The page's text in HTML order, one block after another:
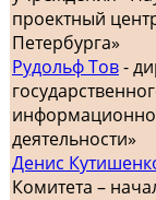
проектный
Петербурга»
Рудольф Тов-
деятельности»
Денис
Комитета –